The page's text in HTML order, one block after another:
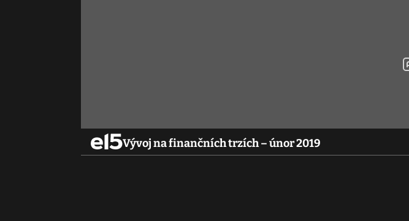
Vývoj na finančních trzích – únor 2019